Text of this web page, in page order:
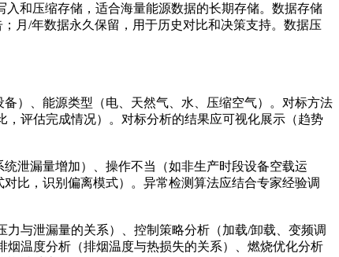
入和压缩存储，适合海量能源数据的长期存储。数据存储
月/年数据永久保留，用于历史对比和决策支持。数据压
）、能源类型（电、天然气、水、压缩空气）。对标方法
评估完成情况）。对标分析的结果应可视化展示（趋势
泄漏量增加）、操作不当（如非生产时段设备空载运
比，识别偏离模式）。异常检测算法应结合专家经验调
与泄漏量的关系）、控制策略分析（加载/卸载、变频调
温度分析（排烟温度与热损失的关系）、燃烧优化分析